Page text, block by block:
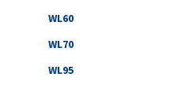
WL60
WL70
WL95